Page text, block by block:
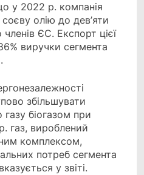
у 2022 р. компанія
олію до дев’яти
ЄС. Експорт цієї
виручки сегмента
збільшувати
біогазом при
газ, вироблений
комплексом,
потреб сегмента
у звіті.